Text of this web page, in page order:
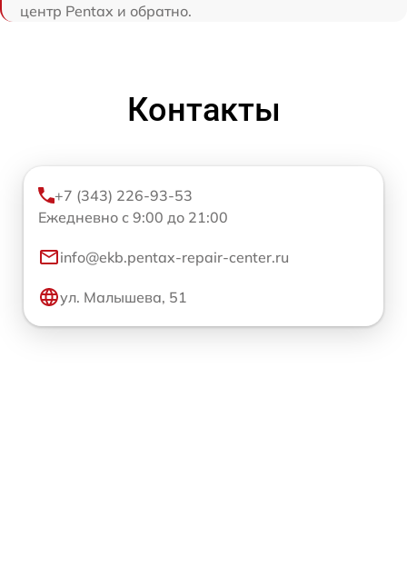
центр Pentax и обратно.
Контакты
+7 (343) 226-93-53
Ежедневно с 9:00 до 21:00
info@ekb.pentax-repair-center.ru
ул. Малышева, 51